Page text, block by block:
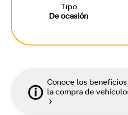
Tipo
De ocasión
Conoce los
la compra de